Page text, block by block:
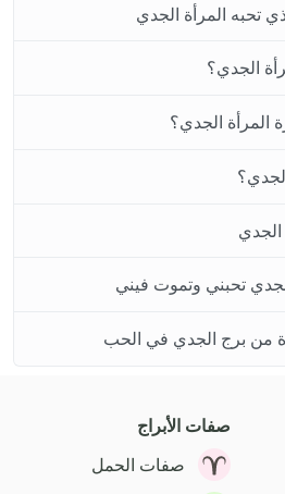
تحبه المرأة الجدي
الجدي؟
المرأة الجدي؟
الجدي
تحبني وتموت فيني
من برج الجدي في الحب
صفات الأبراج
صفات الحمل